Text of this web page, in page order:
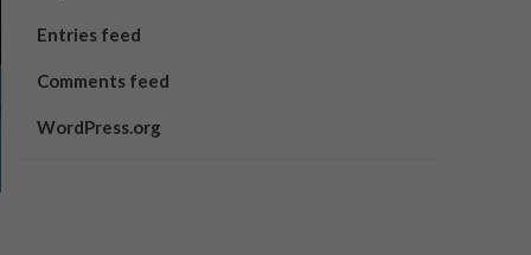
Entries feed
Comments feed
WordPress.org